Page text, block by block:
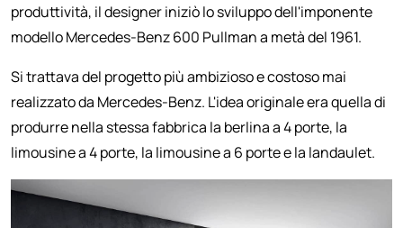
produttività, il designer iniziò lo sviluppo dell'imponente
modello Mercedes-Benz 600 Pullman a metà del 1961.
Si trattava del progetto più ambizioso e costoso mai
realizzato da Mercedes-Benz. L'idea originale era quella di
produrre nella stessa fabbrica la berlina a 4 porte, la
limousine a 4 porte, la limousine a 6 porte e la landaulet.